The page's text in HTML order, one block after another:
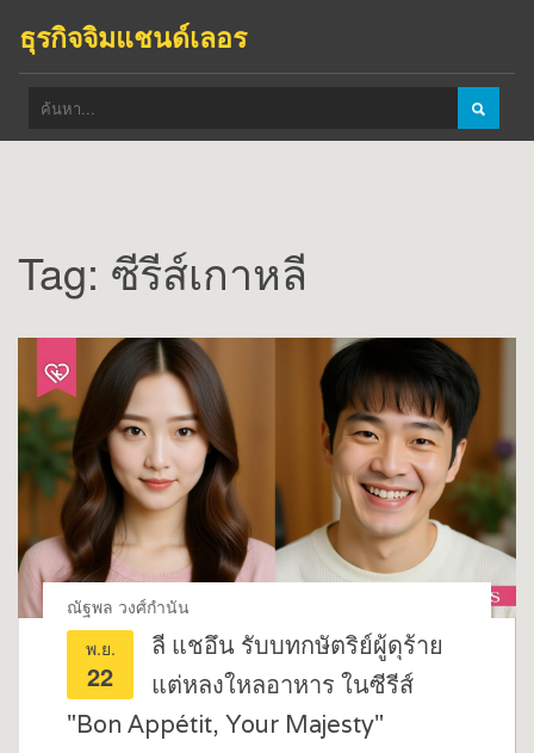
ธุรกิจจิมแชนด์เลอร
Tag: ซีรีส์เกาหลี
ณัฐพล วงศ์กำนัน
พ.ย.
22
ลี แชอึน รับบทกษัตริย์ผู้ดุร้าย
แต่หลงใหลอาหาร ในซีรีส์
"Bon Appétit, Your Majesty"